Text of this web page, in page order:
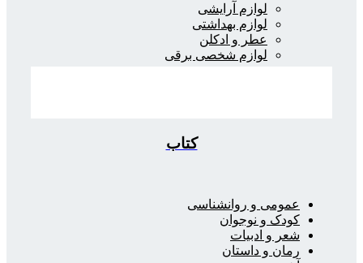
لوازم آرایشی
لوازم بهداشتی
عطر و ادکلن
لوازم شخصی برقی
کتاب
عمومی و روانشناسی
کودک و نوجوان
شعر و ادبیات
رمان و داستان